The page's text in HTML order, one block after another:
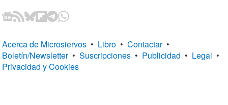
Acerca de Microsiervos • Libro • Contactar •
Boletín/Newsletter • Suscripciones • Publicidad • Legal •
Privacidad y Cookies